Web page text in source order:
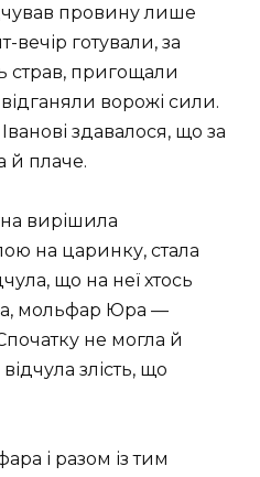
провину лише
готували, за
страв, пригощали
ворожі сили.
здавалося, що за
й плаче.
вирішила
на царинку, стала
що на неї хтось
мольфар Юра —
не могла й
злість, що
і разом із тим